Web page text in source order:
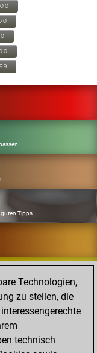
Tipps
Technologien,
zu stellen, die
technisch